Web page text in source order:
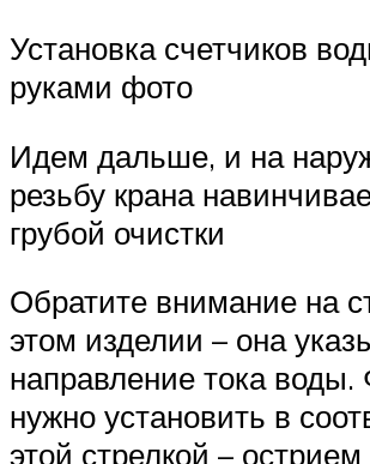
Установка счетчиков
руками фото
Идем дальше, и на
резьбу крана
грубой очистки
Обратите внимание на
этом изделии – она
направление тока воды.
нужно установить в
этой стрелкой – острием